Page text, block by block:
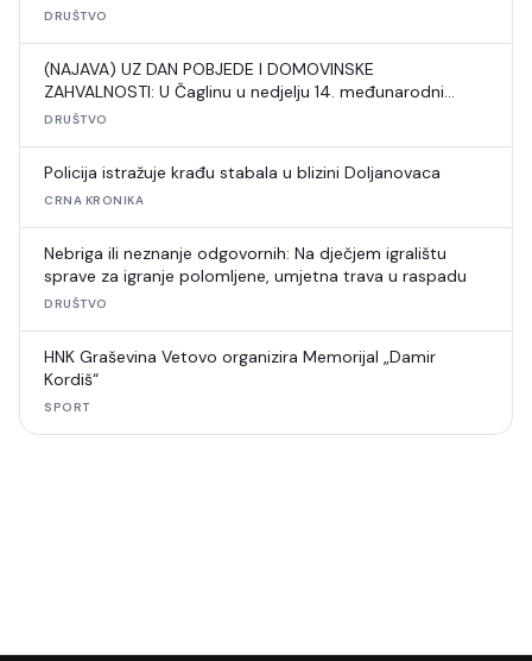
DRUŠTVO
(NAJAVA) UZ DAN POBJEDE I DOMOVINSKE
ZAHVALNOSTI: U Čaglinu u nedjelju 14. međunarodni
šahovski turnir
DRUŠTVO
Policija istražuje krađu stabala u blizini Doljanovaca
CRNA KRONIKA
Nebriga ili neznanje odgovornih: Na dječjem igralištu
sprave za igranje polomljene, umjetna trava u raspadu
DRUŠTVO
HNK Graševina Vetovo organizira Memorijal „Damir
Kordiš“
SPORT